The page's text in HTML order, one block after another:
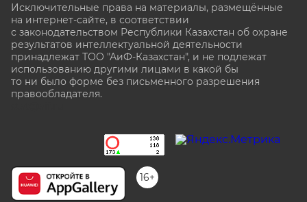
Исключительные права на материалы, размещённые
на интернет-сайте, в соответствии
с законодательством Республики Казахстан об охране
результатов интеллектуальной деятельности
принадлежат ТОО "АиФ-Казахстан", и не подлежат
использованию другими лицами в какой бы
то ни было форме без письменного разрешения
правообладателя.
16+